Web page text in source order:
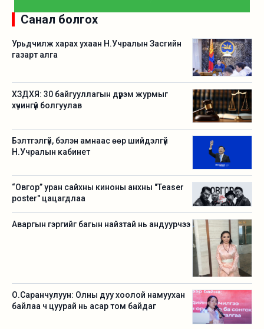
Санал болгох
Урьдчилж харах ухаан Н.Учралын Засгийн
газарт алга
ХЗДХЯ: 30 байгууллагын дүрэм журмыг
хүчингүй болгуулав
Бэлтгэлгүй, бэлэн амнаас өөр шийдэлгүй
Н.Учралын кабинет
“Овгор” уран сайхны киноны анхны "Teaser
poster" цацагдлаа
Аваргын гэргийг багын найзтай нь андуурчээ
О.Саранчулуун: Олны дуу хоолой намуухан
байлаа ч цуурай нь асар том байдаг